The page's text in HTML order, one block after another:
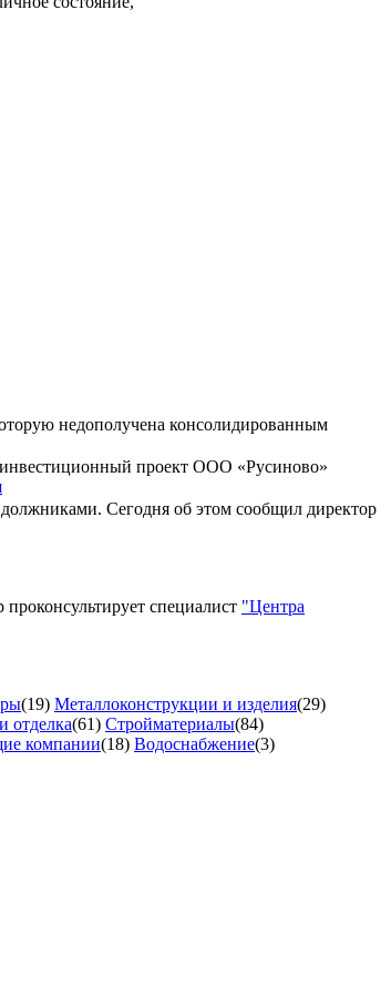
недополучена консолидированным
проект ООО «Русиново»
Сегодня об этом сообщил директор
специалист "Центра
(19) Металлоконструкции и изделия(29)
отделка(61) Стройматериалы(84)
компании(18) Водоснабжение(3)